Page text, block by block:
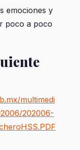
emociones y
poco a poco
multimedi
202006-